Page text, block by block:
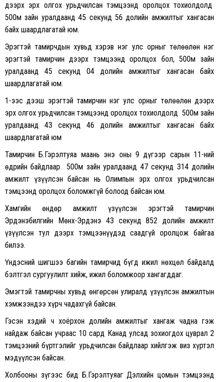
дээрх эрх олгох урьдчилсан тэмцээнд оролцох тохиолдолд
500м зайн уралдаанд 45 секунд 56 долийн амжилтыг хангасан
байх шаардлагатай юм.
Эрэгтэй тамирчдын хувьд хэрэв нэг улс орныг төлөөлөн нэг
эрэгтэй тамирчин дээрх тэмцээнд оролцох бол, 500м зайн
уралдаанд 45 секунд 04 долийн амжилтыг хангасан байх
шаардлагатай юм.
1-ээс дээш эрэгтэй тамирчин нэг улс орныг төлөөлөн дээрх
эрх олгох урьдчилсан тэмцээнд оролцох тохиолдолд 500м зайн
уралдаанд 43 секунд 46 долийн амжилтыг хангасан байх
шаардлагатай юм
Тамирчин Б.Гэрэлтуяа маань энэ оны 9 дүгээр сарын 11-ний
өдрийн байдлаар 500м зайн уралдаанд 47 секунд 314 долийн
амжилт үзүүлсэн байсан нь Олимпын эрх олгох урьдчилсан
тэмцээнд оролцох боломжгүй болоод байсан юм.
Хамгийн өндөр амжилт үзүүлсэн эрэгтэй тамирчин
Эрдэнэбилгийн Мөнх-Эрдэнэ 43 секунд 852 долийн амжилт
үзүүлсэн тул дээрх тэмцээнүүдэд саадгүй оролцож байгаа
билээ.
Үндэсний шигшээ багийн тамирчид бүгд ижил нөхцөл байдалд
бэлтгэл сургуулилт хийж, ижил боломжоор хангагддаг.
Эмэгтэй тамирчны хувьд өнгөрсөн улиралд үзүүлсэн амжилтын
хэмжээндээ хүрч чадахгүй байсан.
Гэсэн хэдий ч хоёрхон долийн амжилтыг хангаж чадна гэж
найдаж байсан учраас 10 сард Канад улсад зохиогдох цуврал 2
тэмцээний бүртгэлийг урьдчилсан байдлаар хийлгэж виз хүртэл
мэдүүлсэн байсан.
Холбооны зүгээс бид Б.Гэрэлтуяаг Дэлхийн цомын тэмцээнд